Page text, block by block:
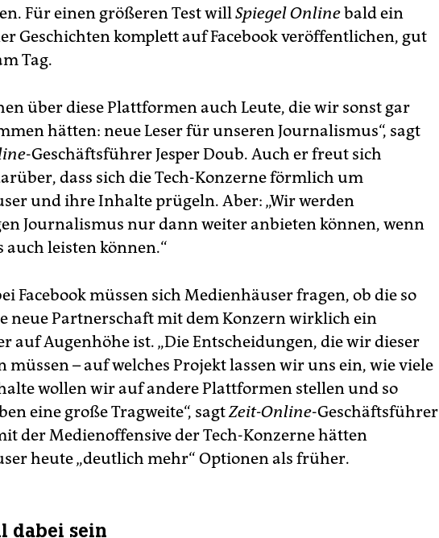
Für einen größeren Test willSpiegel Onlinebald ein
Geschichten komplett auf Facebook veröffentlichen, gut
Tag.
über diese Plattformen auch Leute, die wir sonst gar
hätten: neue Leser für unseren Journalismus“, sagt
-Geschäftsführer Jesper Doub. Auch er freut sich
dass sich die Tech-Konzerne förmlich um
und ihre Inhalte prügeln. Aber: „Wir werden
Journalismus nur dann weiter anbieten können, wenn
leisten können.“
Facebook müssen sich Medienhäuser fragen, ob die so
neue Partnerschaft mit dem Konzern wirklich ein
auf Augenhöhe ist. „Die Entscheidungen, die wir dieser
müssen – auf welches Projekt lassen wir uns ein, wie viele
wollen wir auf andere Plattformen stellen und so
eine große Tragweite“, sagtZeit-Online-Geschäftsführer
der Medienoffensive der Tech-Konzerne hätten
heute „deutlich mehr“ Optionen als früher.
dabei sein